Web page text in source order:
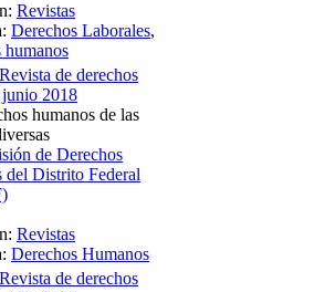
Revistas
Derechos Laborales,
humanos
de derechos
2018
humanos de las
de Derechos
del Distrito Federal
Revistas
Derechos Humanos
de derechos